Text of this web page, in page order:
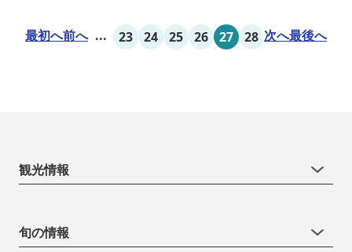
最初へ前へ ... 23 24 25 26 27 28 次へ最後へ
観光情報
旬の情報